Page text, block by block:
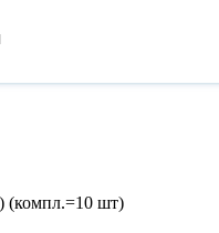
(компл.=10 шт)